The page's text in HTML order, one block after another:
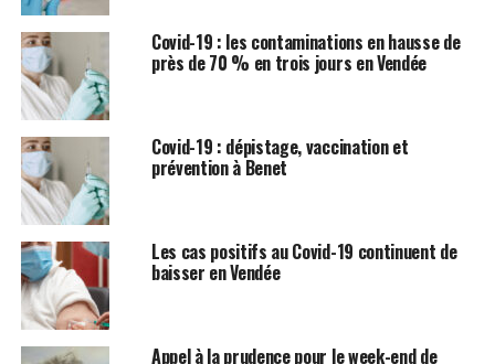
Covid-19 : les contaminations en hausse de
près de 70 % en trois jours en Vendée
Covid-19 : dépistage, vaccination et
prévention à Benet
Les cas positifs au Covid-19 continuent de
baisser en Vendée
Appel à la prudence pour le week-end de